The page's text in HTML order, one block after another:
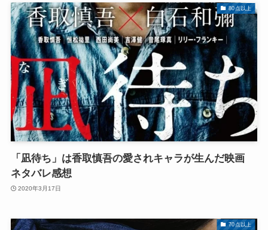
80点以上
「凪待ち」は香取慎吾の愛されキャラが生んだ映画
ネタバレ感想
2020年3月17日
70点以上